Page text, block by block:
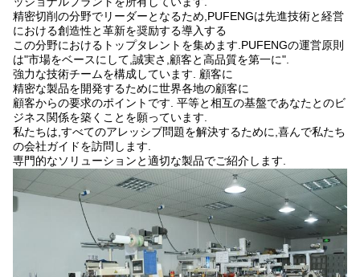
精密切削の分野でリーダーとなるため,PUFENGは先進技術と経営
における創造性と革新を奨励する導入する
この分野におけるトップタレントを集めます.PUFENGの運営原則
は"市場をベースにして,誠実さ,顧客と高品質を第一に".
強力な技術チームを構成しています. 顧客に
精密な製品を開発するために世界各地の顧客に
顧客からの要求のポイントです. 平等と相互の基盤であなたとのビ
ジネス関係を築くことを願っています.
私たちは,すべてのアレッシブ問題を解決するために,喜んで私たち
の会社ガイドを訪問します.
専門的なソリューションと適切な製品でご紹介します.